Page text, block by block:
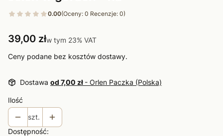
0.00(Oceny: 0 Recenzje: 0)
Cena
39,00 złw tym 23% VAT
w tym 23% VAT
Ceny podane bez kosztów dostawy.
Dostawa od 7,00 zł - Orlen Paczka (Polska)
Ilość
szt.
Dostępność: